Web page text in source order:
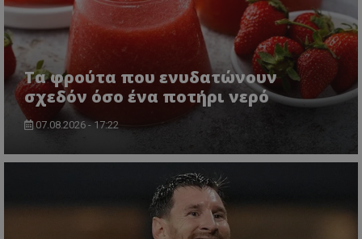
Τα φρούτα που ενυδατώνουν
σχεδόν όσο ένα ποτήρι νερό
07.08.2026 - 17:22